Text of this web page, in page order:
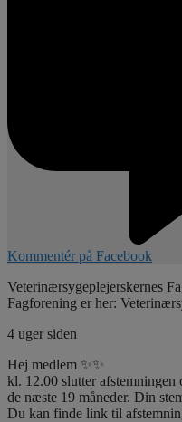
Kommentér på Facebook
Veterinærsygeplejerskernes
Fagforening er her:
4 uger siden
Hej medlem ✨✨
kl. 12.00 slutter
de næste 19 måneder. Din
Du kan finde link til